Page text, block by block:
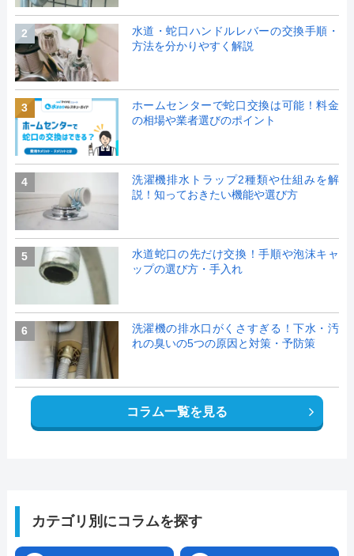
2
水道・蛇口ハンドルレバーの交換手順・
方法を分かりやすく解説
3
ホームセンターで蛇口交換は可能！料金
の相場や業者選びのポイント
4
洗濯機排水トラップ2種類や仕組みを解
説！知っておきたい機能や選び方
5
水道蛇口の先だけ交換！手順や泡沫キャ
ップの選び方・手入れ
6
洗濯機の排水口がくさすぎる！下水・汚
れの臭いの5つの原因と対策・予防策
コラム一覧を見る
カテゴリ別にコラムを探す